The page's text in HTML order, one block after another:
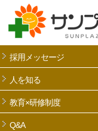
採用メッセージ
人を知る
教育×研修制度
Q&A